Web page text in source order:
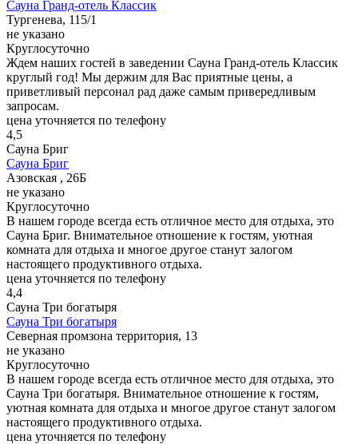
Сауна Гранд-отель Классик
Тургенева, 115/1
не указано
Круглосуточно
Ждем наших гостей в заведении Сауна Гранд-отель Классик
круглый год! Мы держим для Вас приятные цены, а
приветливый персонал рад даже самым привередливым
запросам.
цена уточняется по телефону
4,5
Сауна Бриг
Сауна Бриг
Азовская , 26Б
не указано
Круглосуточно
В нашем городе всегда есть отличное место для отдыха, это
Сауна Бриг. Внимательное отношение к гостям, уютная
комната для отдыха и многое другое станут залогом
настоящего продуктивного отдыха.
цена уточняется по телефону
4,4
Сауна Три богатыря
Сауна Три богатыря
Северная промзона территория, 13
не указано
Круглосуточно
В нашем городе всегда есть отличное место для отдыха, это
Сауна Три богатыря. Внимательное отношение к гостям,
уютная комната для отдыха и многое другое станут залогом
настоящего продуктивного отдыха.
цена уточняется по телефону